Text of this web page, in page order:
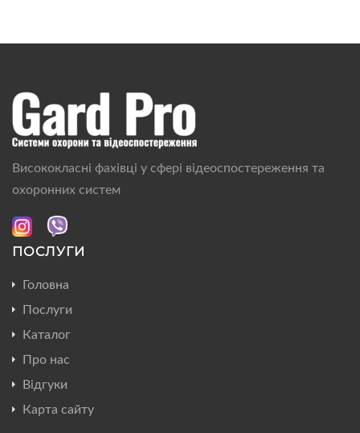
Висококласні фахівці у сфері відеоспостереження та
охоронних систем
ПОСЛУГИ
Головна
Послуги
Каталог
Про нас
Відгуки
Карта сайту